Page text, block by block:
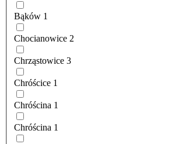
Bąków 1
Chocianowice 2
Chrząstowice 3
Chróścice 1
Chróścina 1
Chróścina 1